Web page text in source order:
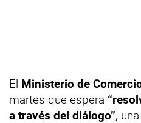
El Ministerio de
martes que espera
a través del diálogo”,